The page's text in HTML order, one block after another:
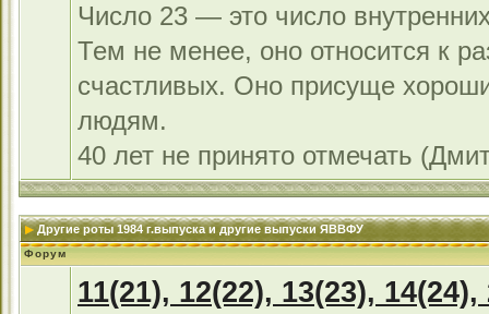
Число 23 — это число
Тем не менее, оно относится к
счастливых. Оно присуще
людям.
40 лет не принято отмечать
Другие роты 1984 г.выпуска и другие выпуски ЯВВФУ
Форум
11(21), 12(22), 13(23),